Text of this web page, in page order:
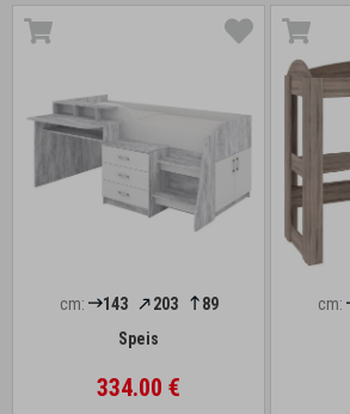
cm: 143 203
89
Speis
334.00 €
cm: